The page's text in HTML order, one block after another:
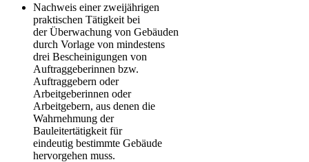
Nachweis einer zweijährigen
praktischen Tätigkeit bei
der Überwachung von Gebäuden
durch Vorlage von mindestens
drei Bescheinigungen von
Auftraggeberinnen bzw.
Auftraggebern oder
Arbeitgeberinnen oder
Arbeitgebern, aus denen die
Wahrnehmung der
Bauleitertätigkeit für
eindeutig bestimmte Gebäude
hervorgehen muss.